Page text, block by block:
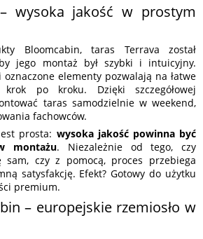
wysoka jakość w prostym
Bloomcabin, taras Terrava został
jego montaż był szybki i intuicyjny.
elementy pozwalają na łatwe
krok po kroku. Dzięki szczegółowej
taras samodzielnie w weekend,
fachowców.
prosta: wysoka jakość powinna być
montażu. Niezależnie od tego, czy
sam, czy z pomocą, proces przebiega
satysfakcję. Efekt? Gotowy do użytku
premium.
– europejskie rzemiosło w